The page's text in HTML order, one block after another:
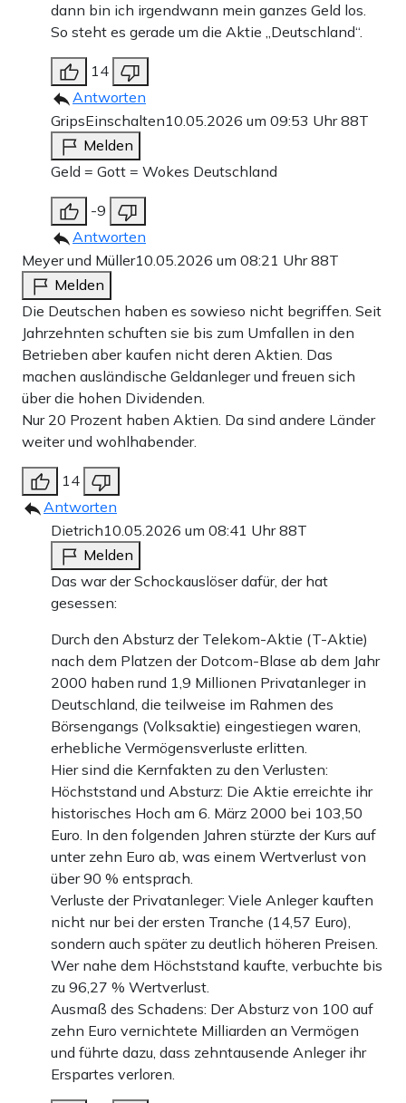
dann bin ich irgendwann mein ganzes Geld los.
So steht es gerade um die Aktie „Deutschland“.
14
Antworten
GripsEinschalten10.05.2026 um 09:53 Uhr88T
Melden
Geld = Gott = Wokes Deutschland
-9
Antworten
Meyer und Müller10.05.2026 um 08:21 Uhr88T
Melden
Die Deutschen haben es sowieso nicht begriffen. Seit
Jahrzehnten schuften sie bis zum Umfallen in den
Betrieben aber kaufen nicht deren Aktien. Das
machen ausländische Geldanleger und freuen sich
über die hohen Dividenden.
Nur 20 Prozent haben Aktien. Da sind andere Länder
weiter und wohlhabender.
14
Antworten
Dietrich10.05.2026 um 08:41 Uhr88T
Melden
Das war der Schockauslöser dafür, der hat
gesessen:
Durch den Absturz der Telekom-Aktie (T-Aktie)
nach dem Platzen der Dotcom-Blase ab dem Jahr
2000 haben rund 1,9 Millionen Privatanleger in
Deutschland, die teilweise im Rahmen des
Börsengangs (Volksaktie) eingestiegen waren,
erhebliche Vermögensverluste erlitten.
Hier sind die Kernfakten zu den Verlusten:
Höchststand und Absturz: Die Aktie erreichte ihr
historisches Hoch am 6. März 2000 bei 103,50
Euro. In den folgenden Jahren stürzte der Kurs auf
unter zehn Euro ab, was einem Wertverlust von
über 90 % entsprach.
Verluste der Privatanleger: Viele Anleger kauften
nicht nur bei der ersten Tranche (14,57 Euro),
sondern auch später zu deutlich höheren Preisen.
Wer nahe dem Höchststand kaufte, verbuchte bis
zu 96,27 % Wertverlust.
Ausmaß des Schadens: Der Absturz von 100 auf
zehn Euro vernichtete Milliarden an Vermögen
und führte dazu, dass zehntausende Anleger ihr
Erspartes verloren.